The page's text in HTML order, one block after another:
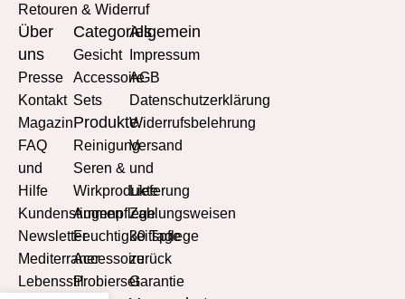
Retouren & Widerruf
Über
uns
Presse
Kontakt
Magazin
FAQ
und
Hilfe
Kundenstimmen
Newsletter
Mediterraner
Lebensstil
Categories
Gesicht
Accessoire
Sets
Produkte
Reinigung
Seren &
Wirkprodukte
Augenpflege
Feuchtigkeitspflege
Accessoire
Probierset
Allgemein
Impressum
AGB
Datenschutzerklärung
Widerrufsbelehrung
Versand
und
Lieferung
Zahlungsweisen
30 Tage
zurück
Garantie